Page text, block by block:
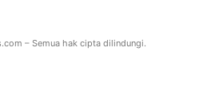
– Semua hak cipta dilindungi.